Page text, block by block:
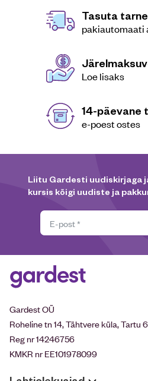
Tasuta tarne
pakiautomaati
Loe lisaks
14-päevane
e-poest ostes
Liitu Gardesti uudiskirjaga
kursis kõigi uudiste ja
Gardest OÜ
Roheline tn 14, Tähtvere küla, Tartu
Reg nr 14246756
KMKR nr EE101978099